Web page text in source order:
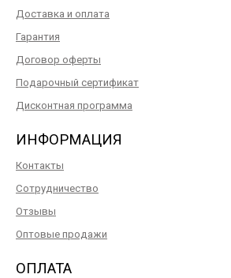
Доставка и оплата
Гарантия
Договор оферты
Подарочный сертификат
Дисконтная программа
ИНФОРМАЦИЯ
Контакты
Сотрудничество
Отзывы
Оптовые продажи
ОПЛАТА